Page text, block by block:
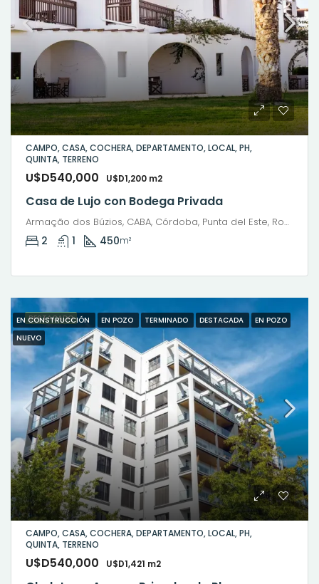
CAMPO, CASA, COCHERA, DEPARTAMENTO, LOCAL, PH,
QUINTA, TERRENO
U$D540,000 U$D1,200 m2
Casa de Lujo con Bodega Privada
Armação dos Búzios, CABA, Córdoba, Punta del Este, Rosario, Santiago de Chile, Valparaíso, Villa Dolores, Viña del Mar
2 1 450m²
DESTACADO
EN CONSTRUCCIÓN EN POZO TERMINADO DESTACADA
EN POZO
NUEVO
CAMPO, CASA, COCHERA, DEPARTAMENTO, LOCAL, PH,
QUINTA, TERRENO
U$D540,000 U$D1,421 m2